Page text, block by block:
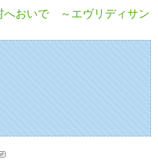
へおいで ～エヴリディサン